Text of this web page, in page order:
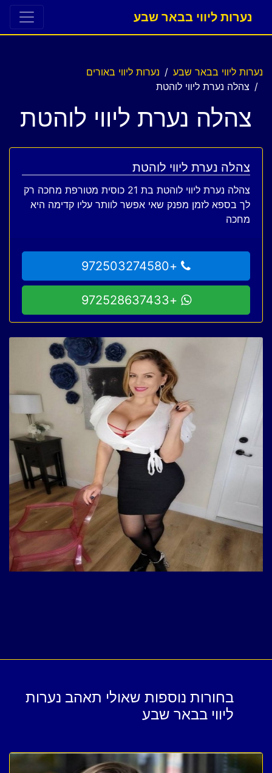
נערות ליווי בבאר שבע
נערות ליווי בבאר שבע
נערות ליווי באורים
צהלה נערת ליווי לוהטת
צהלה נערת ליווי לוהטת
צהלה נערת ליווי לוהטת
צהלה נערת ליווי לוהטת בת 21 כוסית מטורפת מחכה רק
לך בספא לזמן מפנק שאי אפשר לוותר עליו קדימה היא
מחכה
+972503274580
+972528637433
בחורות נוספות שאולי תאהב נערות
ליווי בבאר שבע